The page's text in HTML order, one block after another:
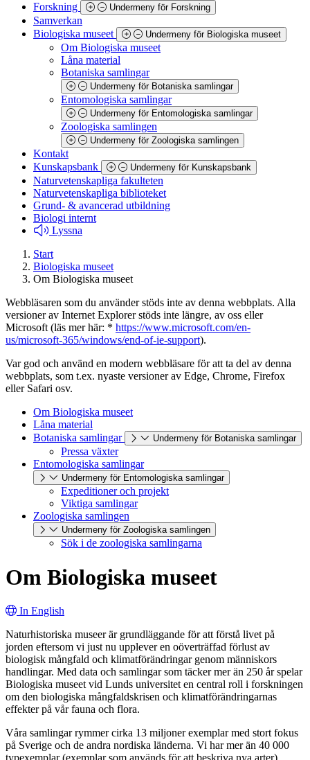
Forskning Undermeny för Forskning
Samverkan
Biologiska museet
Undermeny för Biologiska museet
Om Biologiska museet
Låna material
Botaniska samlingar
Undermeny för Botaniska samlingar
Entomologiska samlingar
Undermeny för Entomologiska samlingar
Zoologiska samlingen
Undermeny för Zoologiska samlingen
Kontakt
Kunskapsbank
Undermeny för Kunskapsbank
Naturvetenskapliga fakulteten
Naturvetenskapliga biblioteket
Grund- & avancerad utbildning
Biologi internt
Lyssna
Start
Biologiska museet
Om Biologiska museet
Webbläsaren som du använder stöds inte av denna webbplats. Alla
versioner av Internet Explorer stöds inte längre, av oss eller
Microsoft (läs mer här: * https://www.microsoft.com/en-
us/microsoft-365/windows/end-of-ie-support).
Var god och använd en modern webbläsare för att ta del av denna
webbplats, som t.ex. nyaste versioner av Edge, Chrome, Firefox
eller Safari osv.
Om Biologiska museet
Låna material
Botaniska samlingar
Undermeny för Botaniska samlingar
Pressa växter
Entomologiska samlingar
Undermeny för Entomologiska samlingar
Expeditioner och projekt
Viktiga samlingar
Zoologiska samlingen
Undermeny för Zoologiska samlingen
Sök i de zoologiska samlingarna
Om Biologiska museet
In English
Naturhistoriska museer är grundläggande för att förstå livet på
jorden eftersom vi just nu upplever en oöverträffad förlust av
biologisk mångfald och klimatförändringar genom människors
handlingar. Med data och samlingar som täcker mer än 250 år spelar
Biologiska museet vid Lunds universitet en central roll i forskningen
om den biologiska mångfaldskrisen och klimatförändringarnas
effekter på vår fauna och flora.
Våra samlingar rymmer cirka 13 miljoner exemplar med stort fokus
på Sverige och de andra nordiska länderna. Vi har mer än 40 000